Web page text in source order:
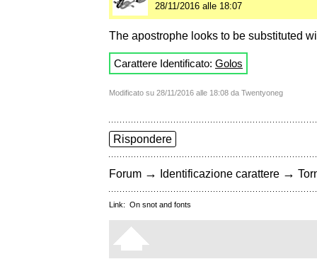
28/11/2016 alle 18:07
The apostrophe looks to be substituted
Carattere Identificato: Golos
Modificato su 28/11/2016 alle 18:08 da Twentyoneg
Rispondere
Forum → Identificazione carattere →
Link: On snot and fonts